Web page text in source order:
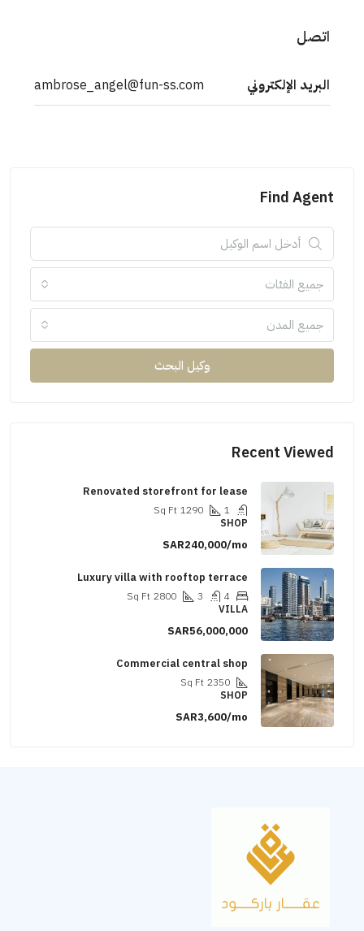
اتصل
البريد الإلكتروني ambrose_angel@fun-ss.com
Find Agent
جميع الفئات
جميع المدن
وكيل البحث
Recent Viewed
Renovated storefront for lease
1290
Sq Ft
SHOP
SAR240,000/mo
Luxury villa with rooftop terrace
2800
Sq Ft
VILLA
SAR56,000,000
Commercial central shop
2350
Sq Ft
SHOP
SAR3,600/mo